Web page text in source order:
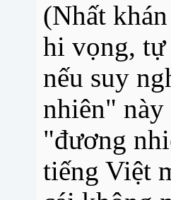
(Nhất
hi vọng, tự
nếu suy
nhiên"
"đương
tiếng Việt